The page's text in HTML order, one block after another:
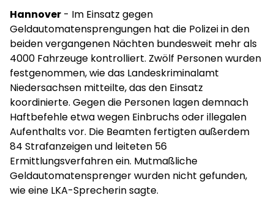
Hannover - Im Einsatz gegen
Geldautomatensprengungen hat die Polizei in den
beiden vergangenen Nächten bundesweit mehr als
4000 Fahrzeuge kontrolliert. Zwölf Personen wurden
festgenommen, wie das Landeskriminalamt
Niedersachsen mitteilte, das den Einsatz
koordinierte. Gegen die Personen lagen demnach
Haftbefehle etwa wegen Einbruchs oder illegalen
Aufenthalts vor. Die Beamten fertigten außerdem
84 Strafanzeigen und leiteten 56
Ermittlungsverfahren ein. Mutmaßliche
Geldautomatensprenger wurden nicht gefunden,
wie eine LKA-Sprecherin sagte.